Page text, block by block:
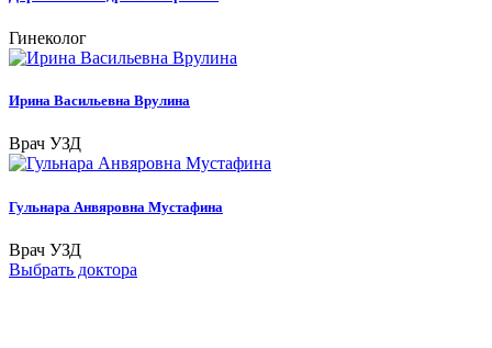
Гинеколог
Ирина Васильевна Врулина
Врач УЗД
Гульнара Анвяровна Мустафина
Врач УЗД
Выбрать доктора